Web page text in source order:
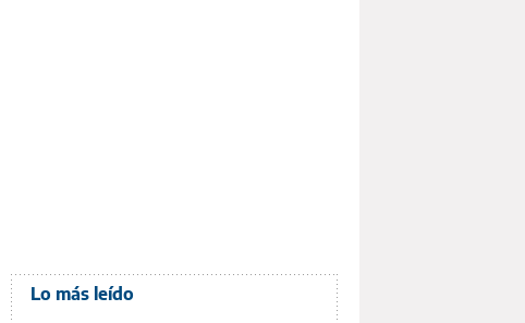
Lo más leído